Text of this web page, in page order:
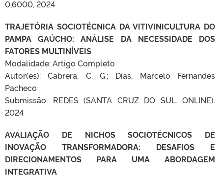
0,6000, 2024
TRAJETÓRIA SOCIOTÉCNICA DA VITIVINICULTURA DO
PAMPA GAÚCHO: ANÁLISE DA NECESSIDADE DOS
FATORES MULTINÍVEIS
Modalidade: Artigo Completo
Autor(es): Cabrera, C. G.; Dias, Marcelo Fernandes
Pacheco
Submissão: REDES (SANTA CRUZ DO SUL. ONLINE).
2024
AVALIAÇÃO DE NICHOS SOCIOTÉCNICOS DE
INOVAÇÃO TRANSFORMADORA: DESAFIOS E
DIRECIONAMENTOS PARA UMA ABORDAGEM
INTEGRATIVA